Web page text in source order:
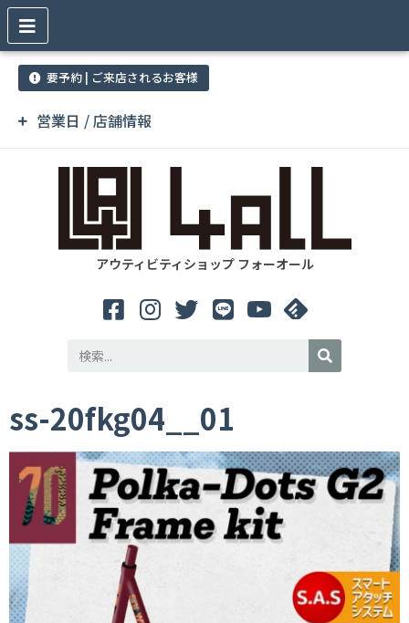
営業日 / 店舗情報
要予約 | ご来店されるお客様
アウティビティショップ フォーオール
ss-20fkg04__01